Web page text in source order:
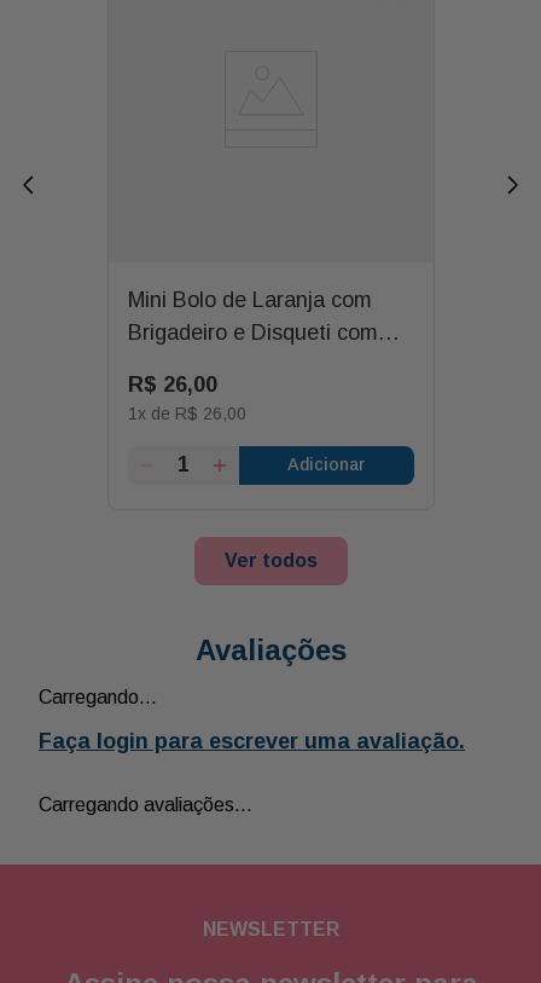
Mini Bolo de Laranja com
Brigadeiro e Disqueti com
R$ 26,00
1x de R$ 26,00
Adicionar
Ver todos
Avaliações
Carregando…
Faça login para escrever uma avaliação.
Carregando avaliações…
NEWSLETTER